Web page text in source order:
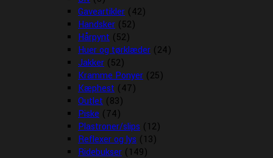
Gaveartikler (42)
Handsker (52)
Hårpynt (52)
Huer og tørklæder (24)
Jakker (52)
Kramme Ponyer (25)
Kæphest (47)
Outlet (83)
Piske (74)
Plastroner/slips (12)
Reflexer og lys (13)
Ridebukser (149)